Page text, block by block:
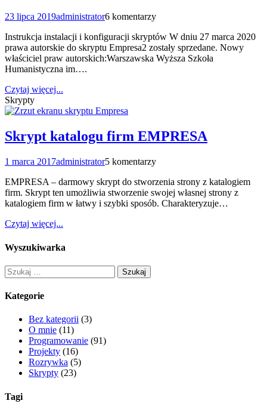
23 lipca 2019administrator6 komentarzy
Instrukcja instalacji i konfiguracji skryptów W dniu 27 marca 2020
prawa autorskie do skryptu Empresa2 zostały sprzedane. Nowy
właściciel praw autorskich:Warszawska Wyższa Szkoła
Humanistyczna im….
Czytaj więcej...
Skrypty
Skrypt katalogu firm EMPRESA
1 marca 2017administrator5 komentarzy
EMPRESA – darmowy skrypt do stworzenia strony z katalogiem
firm. Skrypt ten umożliwia stworzenie swojej własnej strony z
katalogiem firm w łatwy i szybki sposób. Charakteryzuje…
Czytaj więcej...
Wyszukiwarka
Szukaj:
Kategorie
Bez kategorii (3)
O mnie (11)
Programowanie (91)
Projekty (16)
Rozrywka (5)
Skrypty (23)
Tagi